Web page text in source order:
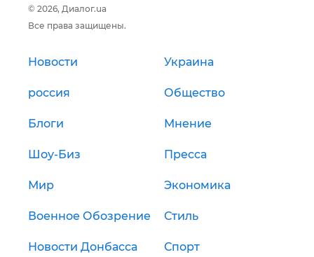
© 2026, Диалог.ua
Все права защищены.
Новости Украина
россия Общество
Блоги Мнение
Шоу-Биз Пресса
Мир Экономика
Военное Обозрение Стиль
Новости Донбасса Спорт